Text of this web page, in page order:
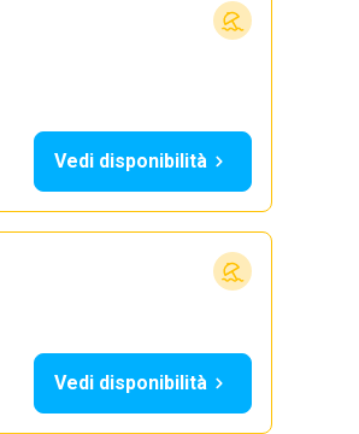
Vedi disponibilità
Vedi disponibilità